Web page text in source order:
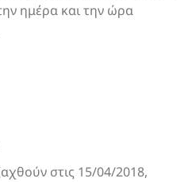
ημέρα και την ώρα
στις 15/04/2018,